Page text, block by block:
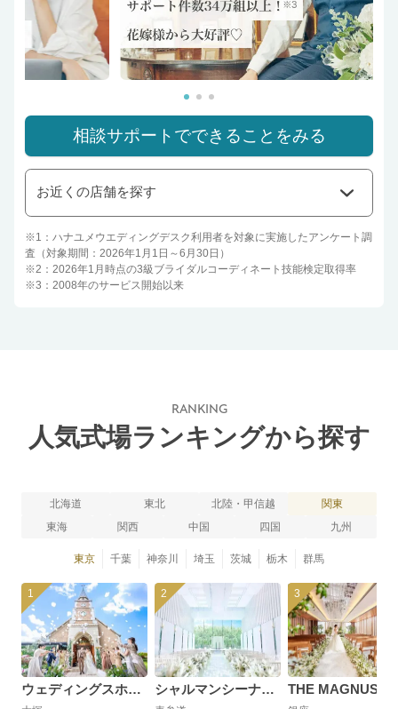
相談サポートでできることをみる
お近くの店舗を探す
※1：ハナユメウエディングデスク利用者を対象に実施したアンケート調
査（対象期間：2026年1月1日～6月30日）
※2：2026年1月時点の3級ブライダルコーディネート技能検定取得率
※3：2008年のサービス開始以来
RANKING
人気式場ランキングから探す
北海道 東北 北陸・甲信越
関東
東海
関西 中国 四国 九州
東京 千葉 神奈川 埼玉 茨城 栃木 群馬
1
ウェディングスホテル・ベルクラシック東京
2
シャルマンシーナTOKYO
3